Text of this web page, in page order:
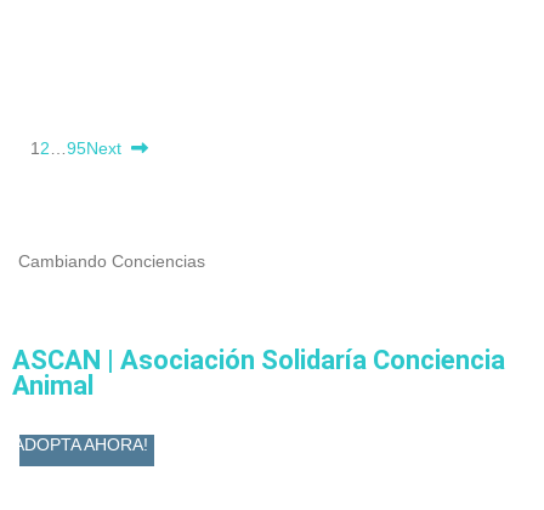
1 2 95Next
Cambiando Conciencias
ASCAN | Asociación Solidaría Conciencia
Animal
ADOPTA AHORA!